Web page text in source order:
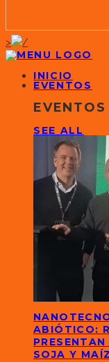
>
INICIO
EVENTOS
EVENTOS
SEE ALL
ABIÓTICO:
SOJA Y MAÍZ